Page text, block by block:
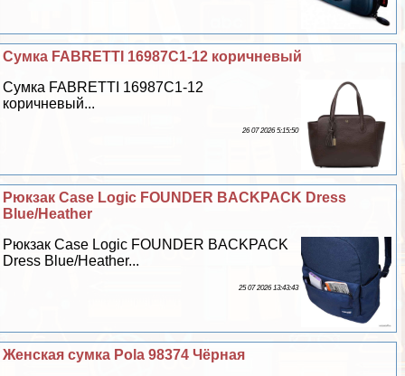
Сумка FABRETTI 16987C1-12 коричневый
Сумка FABRETTI 16987C1-12
коричневый...
26 07 2026 5:15:50
Рюкзак Case Logic FOUNDER BACKPACK Dress
Blue/Heather
Рюкзак Case Logic FOUNDER BACKPACK
Dress Blue/Heather...
25 07 2026 13:43:43
Женская сумка Pola 98374 Чёрная